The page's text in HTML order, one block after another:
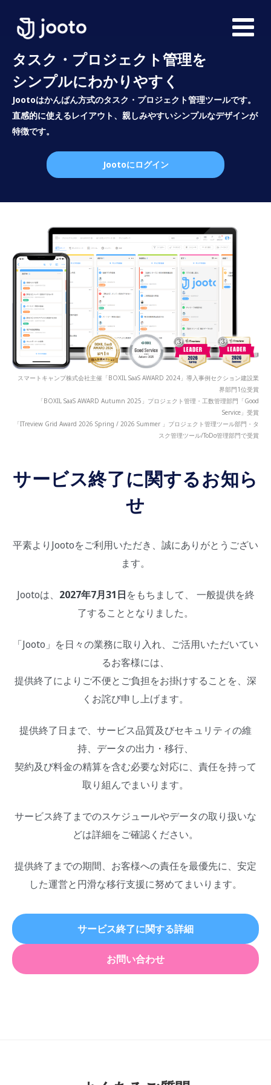
タスク・プロジェクト管理を
シンプルにわかりやすく
Jootoはかんばん方式のタスク・プロジェクト管理ツールです。
直感的に使えるレイアウト、親しみやすいシンプルなデザインが
特徴です。
Jootoにログイン
スマートキャンプ株式会社主催「BOXIL SaaS AWARD 2024」導入事例セクション建設業
界部門1位受賞
「BOXIL SaaS AWARD Autumn 2025」プロジェクト管理・工数管理部門「Good
Service」受賞
「ITreview Grid Award 2026 Spring / 2026 Summer 」プロジェクト管理ツール部門・タ
スク管理ツール/ToDo管理部門で受賞
サービス終了に関するお知ら
せ
平素よりJootoをご利用いただき、誠にありがとうござい
ます。
Jootoは、 2027年7月31日をもちまして、 一般提供を終
了することとなりました。
「Jooto」を日々の業務に取り入れ、ご活用いただいてい
るお客様には、
提供終了によりご不便とご負担をお掛けすることを、深
くお詫び申し上げます。
提供終了日まで、サービス品質及びセキュリティの維
持、データの出力・移行、
契約及び料金の精算を含む必要な対応に、責任を持って
取り組んでまいります。
サービス終了までのスケジュールやデータの取り扱いな
どは詳細をご確認ください。
提供終了までの期間、お客様への責任を最優先に、安定
した運営と円滑な移行支援に努めてまいります。
サービス終了に関する詳細
お問い合わせ